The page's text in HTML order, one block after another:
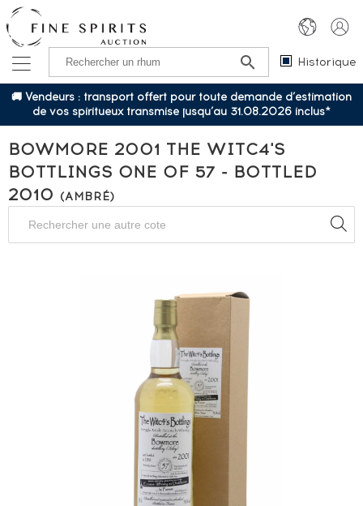
Historique
🚚 Vendeurs : transport offert pour toute demande d’estimation
de vos spiritueux transmise jusqu’au 31.08.2026 inclus*
BOWMORE 2001 THE WITC4'S
BOTTLINGS ONE OF 57 - BOTTLED
2010 (AMBRÉ)